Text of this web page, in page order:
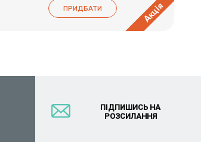
ПРИДБАТИ Акція
ПІДПИШИСЬ НА
РОЗСИЛАННЯ